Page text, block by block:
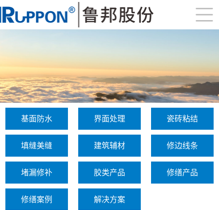
基面防水 界面处理 瓷砖粘结
填缝美缝 建筑辅材 修边线条
堵漏修补 胶类产品 修缮产品
修缮案例 解决方案